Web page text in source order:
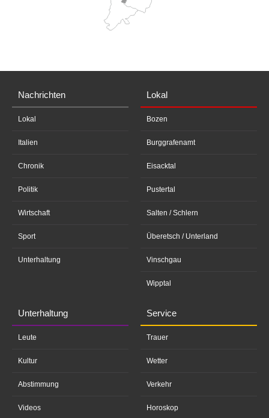
Nachrichten
Lokal
Italien
Chronik
Politik
Wirtschaft
Sport
Unterhaltung
Lokal
Bozen
Burggrafenamt
Eisacktal
Pustertal
Salten / Schlern
Überetsch / Unterland
Vinschgau
Wipptal
Unterhaltung
Leute
Kultur
Abstimmung
Videos
Service
Trauer
Wetter
Verkehr
Horoskop